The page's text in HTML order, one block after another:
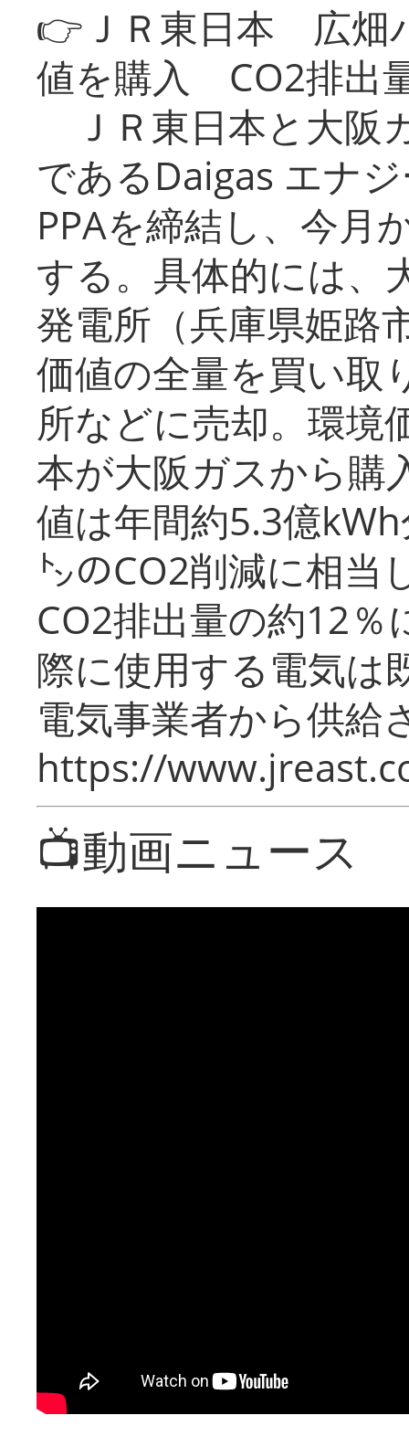
👉ＪＲ東日本 広畑
値を購入 CO2排出
ＪＲ東日本と大阪
であるDaigas エナ
PPAを締結し、今月
する。具体的には、
発電所（兵庫県姫路
価値の全量を買い取
所などに売却。環境
本が大阪ガスから購
値は年間約5.3億
㌧のCO2削減に相当
CO2排出量の約12％
際に使用する電気は
電気事業者から供給
https://
📺動画ニュース